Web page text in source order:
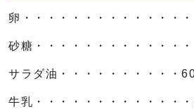
卵・・・・・・・・・・・・・
砂糖・・・・・・・・・・・・
サラダ油・・・・・・・・・・
牛乳・・・・・・・・・・・・